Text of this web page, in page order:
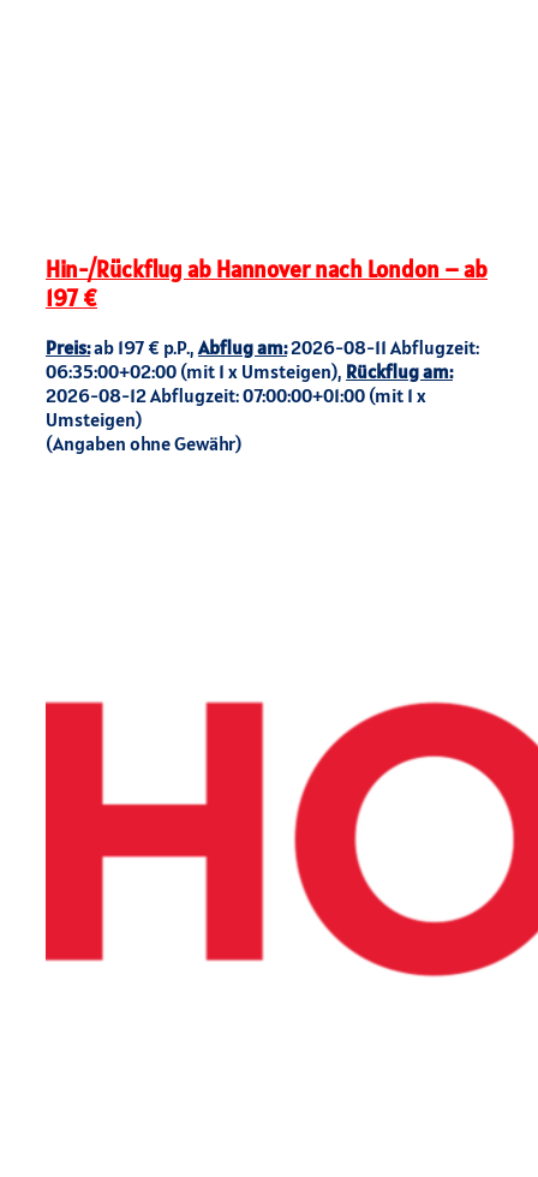
Hin-/Rückflug ab Hannover nach London – ab
197 €
Preis:ab 197 € p.P., Abflug am:2026-08-11 Abflugzeit:
06:35:00+02:00 (mit 1 x Umsteigen), Rückflug am:
2026-08-12 Abflugzeit: 07:00:00+01:00 (mit 1 x
Umsteigen)
(Angaben ohne Gewähr)